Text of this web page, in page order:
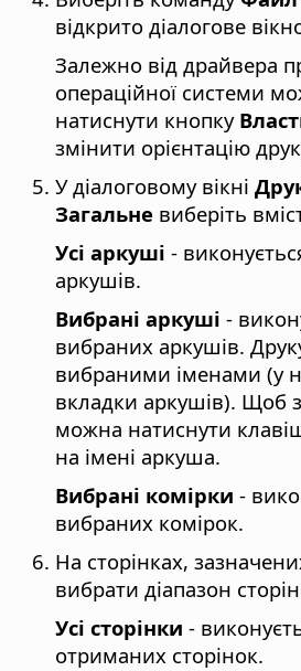
відкрито діалогове
Залежно від драйвера
операційної системи
натиснути кнопку
змінити орієнтацію
У діалоговому вікні
Загальне виберіть
Усі аркуші -
аркушів.
Вибрані аркуші -
вибраних аркушів.
вибраними іменами (у
вкладки аркушів). Щоб
можна натиснути
на імені аркуша.
Вибрані комірки -
вибраних комірок.
На сторінках,
вибрати діапазон
Усі сторінки -
отриманих сторінок.